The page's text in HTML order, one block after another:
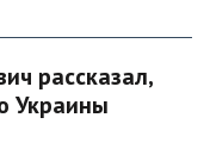
рассказал,
Украины